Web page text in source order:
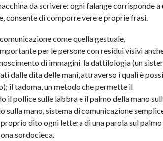
da scrivere: ogni falange corrisponde a
consente di comporre vere e proprie frasi.
come quella gestuale,
per le persone con residui visivi
di immagini; la dattilologia (un
dalle dita delle mani, attraverso i quali è
il tadoma, un metodo che permette il
il pollice sulle labbra e il palmo della mano
sulla mano, sistema di comunicazione
dito ogni lettera di una parola sul
sordocieca.